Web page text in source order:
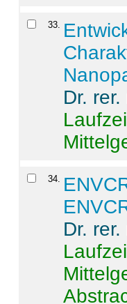
33.
Dr.
34.
Dr.